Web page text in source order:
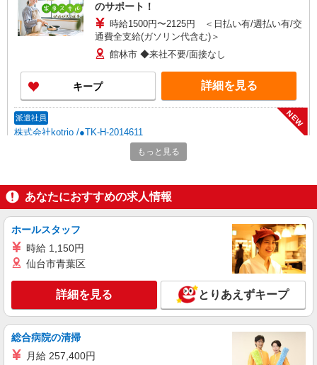
のサポート！
時給1500円〜2125円 ＜日払い有/週払い有/交
通費全支給(ガソリン代含む)＞
館林市 ◆来社不要/面接なし
キープ 詳細を見る
派遣社員
株式会社kotrio /●TK-H-2014611
NEW
館林駅◆サ高住スタッフ◆穏やかな職場×週
3〜×残業なし
通費全支給(ガソリン代含む)＞
館林市 ◆来社不要/面接なし
キープ 詳細を見る
株式会社kotrio /●TK-H-1954007
NEW
館林駅｜シニア向けマンションでの生活サポ
ート・フロアの巡回
時給1500円〜2125円 ＜日払い有/週払い有/交
もっと見る
あなたにおすすめの求人情報
ホールスタッフ
時給 1,150円
仙台市青葉区
詳細を見る とりあえずキープ
総合病院の清掃
月給 257,400円